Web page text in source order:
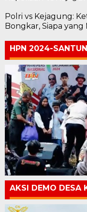
Polri vs Kejagung:
Bongkar, Siapa yang
HPN 2024-
AKSI DEMO DESA